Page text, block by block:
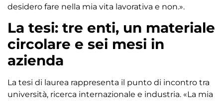
desidero fare nella mia vita lavorativa e non.».
La tesi: tre enti, un materiale
circolare e sei mesi in
azienda
La tesi di laurea rappresenta il punto di incontro tra
università, ricerca internazionale e industria. «La mia